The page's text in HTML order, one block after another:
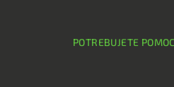
POTREBUJETE